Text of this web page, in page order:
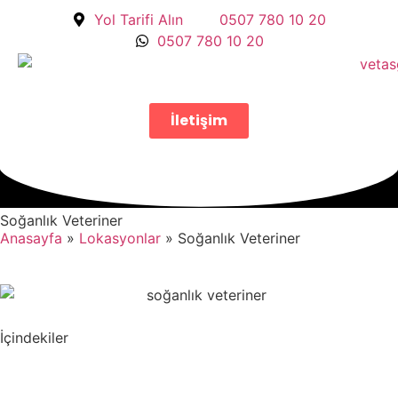
Yol Tarifi Alın
0507 780 10 20
0507 780 10 20
İletişim
Soğanlık Veteriner
Anasayfa » Lokasyonlar » Soğanlık Veteriner
İçindekiler